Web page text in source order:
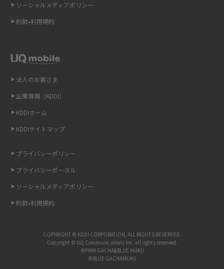
Wi-Fiを自宅に設置する方法は？必要なことやポイントも紹介
光ファイバーとは？仕組みやメリット・デメリットを初心者向けにわかり
やすく解説
ストリーミング再生とは？ダウンロードとの違いやメリット・デメリット
引っ越し費用の相場は？ひとり暮らしや家族の場合の目安や費用を抑える
UQ WiMAXの評判は？特徴やメリット・デメリットを口コミと併せて紹介
法人のお客さま
企業情報（KDDI）
KDDIホーム
KDDIサイトマップ
プライバシーポリシー
プライバシーポータル
ソーシャルメディアポリシー
約款•利用規約
ソーシャルメディアポリシー
約款•利用規約
COPYRIGHT © KDDI CORPORATION, ALL RIGHTS RESERVED.
Copyright © UQ Communications Inc. all rights reserved.
©PINK GACHA&BLUE MUKU
©BLUE GACHAMUKU